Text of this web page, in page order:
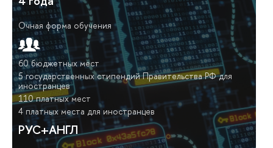
Очная форма обучения
60 бюджетных мест
5 государственных стипендий Правительства РФ для
иностранцев
110 платных мест
4 платных места для иностранцев
РУС+АНГЛ